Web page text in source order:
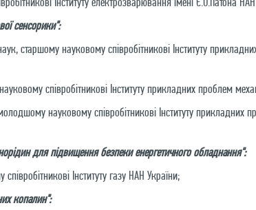
сенсорики":
старшому науковому співробітникові Інституту
співробітникові Інституту прикладних проблем
науковому співробітникові Інституту прикладних
для підвищення безпеки енергетичного обладнання":
Інституту газу НАН України;
копалин":